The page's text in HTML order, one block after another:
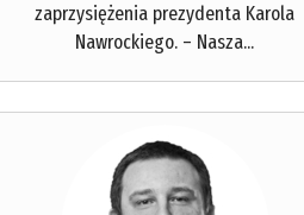
zaprzysiężenia prezydenta Karola
Nawrockiego. – Nasza...